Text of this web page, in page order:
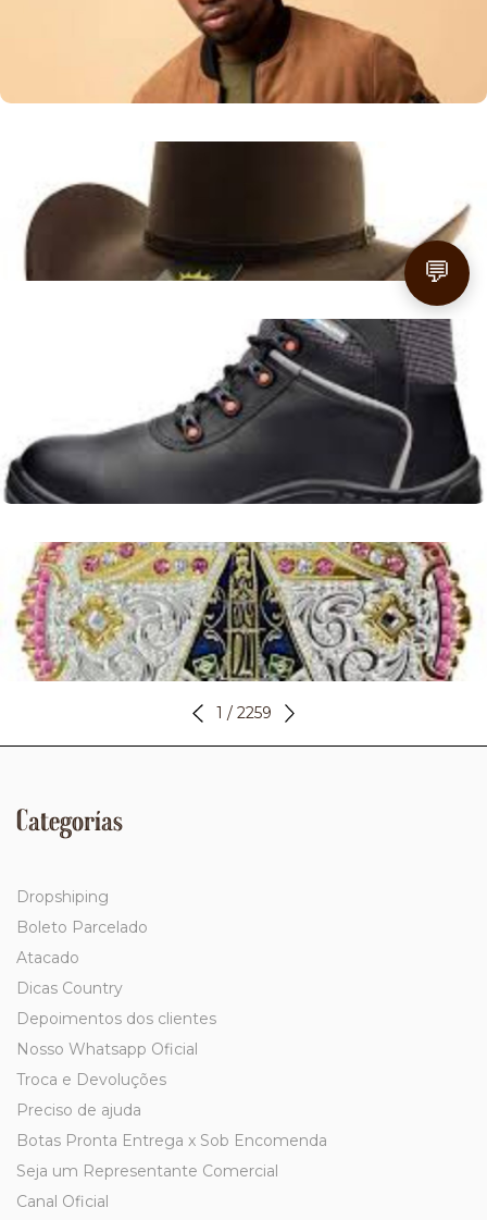
Apresentar a gama de chapéus masculinos e suas
particularidades, focando na oferta local de Navegantes.
Leer más
Chapéu de Cowboy para Homens em Mirim Doce - SC:
Encontre o Seu Estilo Country
Fivelas Femininas Estilo Cowboy: Charme Gaúcho em
Chuvisca, RS
Inspirar o uso de fivelas femininas com design cowboy
como um elemento de estilo na região de Chuvisca, RS,
valorizando a cultura local.
Chapéu Country Feminino com Brilho em Monte Alegre de
Sergipe
Guia de Compra e Estilo
Leer más
1 / 2259
Categorías
Dropshiping
Boleto Parcelado
Atacado
Dicas Country
Depoimentos dos clientes
Nosso Whatsapp Oficial
Troca e Devoluções
Preciso de ajuda
Botas Pronta Entrega x Sob Encomenda
Seja um Representante Comercial
Canal Oficial
💬